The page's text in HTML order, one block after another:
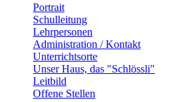
Portrait
Schulleitung
Lehrpersonen
Administration / Kontakt
Unterrichtsorte
Unser Haus, das "Schlössli"
Leitbild
Offene Stellen